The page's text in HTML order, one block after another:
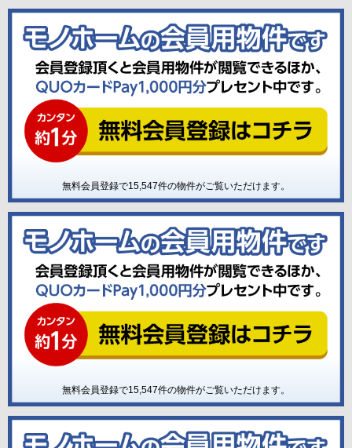
無料会員登録で15,547件の物件がご覧いただけます。
無料会員登録で15,547件の物件がご覧いただけます。